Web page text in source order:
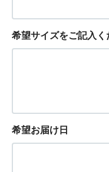
希望サイズをご記入く
希望お届け日